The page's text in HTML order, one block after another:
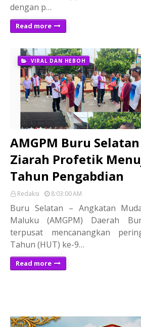
dengan p…
Read more
VIRAL DAN HEBOH
AMGPM Buru
Ziarah Profetik
Tahun Pengabdian
Redaksi 8:03:00 AM
Buru Selatan – Angkatan
Maluku (AMGPM) Daerah
terpusat mencanangkan
Tahun (HUT) ke-9…
Read more